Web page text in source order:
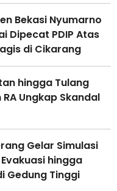
Bekasi Nyumarno
Dipecat PDIP Atas
di Cikarang
hingga Tulang
Ungkap Skandal
Gelar Simulasi
hingga
Gedung Tinggi